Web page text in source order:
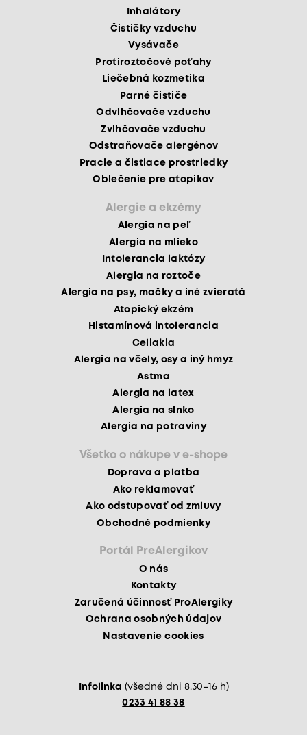
Inhalátory
Čističky vzduchu
Vysávače
Protiroztočové poťahy
Liečebná kozmetika
Parné čističe
Odvlhčovače vzduchu
Zvlhčovače vzduchu
Odstraňovače alergénov
Pracie a čistiace prostriedky
Oblečenie pre atopikov
Alergie a ekzémy
Alergia na peľ
Alergia na mlieko
Intolerancia laktózy
Alergia na roztoče
Alergia na psy, mačky a iné zvieratá
Atopický ekzém
Histamínová intolerancia
Celiakia
Alergia na včely, osy a iný hmyz
Astma
Alergia na latex
Alergia na slnko
Alergia na potraviny
Všetko o nákupe v e-shope
Doprava a platba
Ako reklamovať
Ako odstupovať od zmluvy
Obchodné podmienky
Portál PreAlergikov
O nás
Kontakty
Zaručená účinnosť ProAlergiky
Ochrana osobných údajov
Nastavenie cookies
Infolinka (všedné dni 8.30–16 h)
0233 41 88 38